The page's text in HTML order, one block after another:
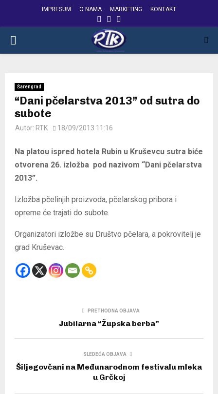
IMPRESUM O NAMA MARKETING KONTAKT
FACEBOOK
INSTAGRAM
PRIMARY
Šarengrad
“Dani pčelarstva 2013” od sutra do
subote
Autor: RTK 18/09/2013 11:16
Na platou ispred hotela Rubin u Kruševcu sutra biće
otvorena 26. izložba pod nazivom “Dani pčelarstva
2013”.
Izložba pčelinjih proizvoda, pčelarskog pribora i
opreme će trajati do subote.
Organizatori izložbe su Društvo pčelara, a pokrovitelj je
grad Kruševac.
PRETHODNA OBJAVA
Jubilarna “Župska berba”
SLEDEĆA OBJAVA
Šiljegovčani na Međunarodnom festivalu mleka
u Grčkoj